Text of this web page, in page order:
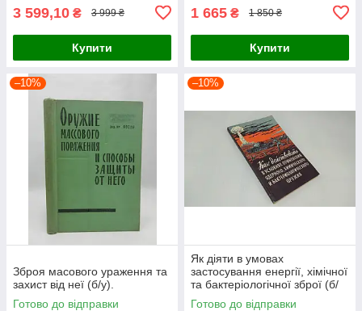
3 599,10 ₴ 3 999 ₴
Купити
1 665 ₴ 1 850 ₴
Купити
–10%
Зброя масового ураження та
захист від неї (б/у).
Готово до відправки
–10%
Як діяти в умовах
застосування енергії, хімічної
та бактеріологічної зброї (б/
у).
Готово до відправки